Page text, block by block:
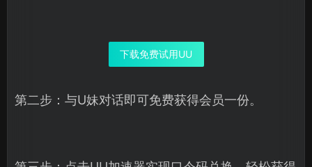
下载免费试用UU
第二步：与U妹对话即可免费获得会员一份。